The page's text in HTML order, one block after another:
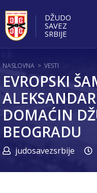
DŽUDO
SAVEZ
SRBIJE
NASLOVNA > VESTI
EVROPSKI
DOMAĆIN
BEOGRADU
judosavezsrbije